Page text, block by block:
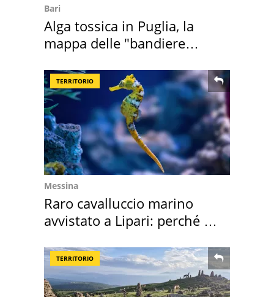
Bari
Alga tossica in Puglia, la
mappa delle "bandiere
TERRITORIO
Messina
Raro cavalluccio marino
avvistato a Lipari: perché è
TERRITORIO